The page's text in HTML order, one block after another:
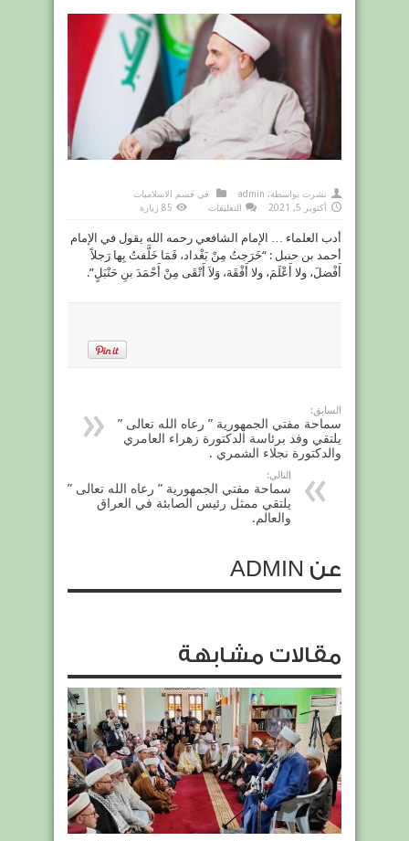
نشرت بواسطة: admin في قسم الاسلاميات
أكتوبر 5, 2021
التعليقات 85 زيارة
أدب العلماء … الإمام الشافعي رحمه الله يقول في الإمام
أحمد بن حنبل : “خَرَجتُ مِنْ بَغْداد، فَمَا خَلَّفتُ بِها رَجلاً
أَفْضلَ، ولا أَعْلَمَ، ولا أَفْقَهَ، وَلاَ أَتْقَى مِنْ أَحْمَدَ بنِ حَنْبَلٍ”.
السابق:
سماحة مفتي الجمهورية ” رعاه الله تعالى ”
يلتقي وفد برئاسة الدكتورة زهراء العامري
والدكتورة نجلاء الشمري .
التالي:
سماحة مفتي الجمهورية ” رعاه الله تعالى ”
يلتقي ممثل رئيس الصابئة في العراق
والعالم.
عن ADMIN
مقالات مشابهة